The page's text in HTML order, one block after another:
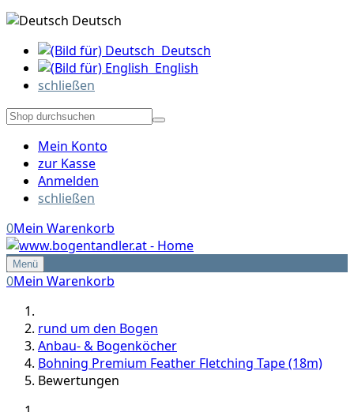
Deutsch
Deutsch
English
schließen
Mein Konto
zur Kasse
Anmelden
schließen
0Mein Warenkorb
Menü
0Mein Warenkorb
rund um den Bogen
Anbau- & Bogenköcher
Bohning Premium Feather Fletching Tape (18m)
Bewertungen